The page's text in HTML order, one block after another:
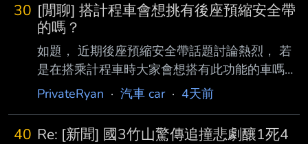
車款，其中以搭載V6引擎的CEFIRO最具代表
性，至 今仍有不少車主持續珍藏與使用。為協
助經典車維持最佳車況，裕隆日產宣布推出「經
典 車老朋友專案」，即日起至9月30日止，針對
Nissan CEFIRO以及Infinit
30 [閒聊] 搭計程車會想挑有後座預縮安全帶
的嗎？
如題， 近期後座預縮安全帶話題討論熱烈， 若
是在搭乘計程車時大家會想搭有此功能的車嗎？
還是乾脆直接坐副駕好了？ 叫車APP以後是不是
項之外，應再增加後 座預縮安全帶車輛的選項
PrivateRyan · 汽車 car· 4天前
40 Re: [新聞] 國3竹山驚傳追撞悲劇釀1死4